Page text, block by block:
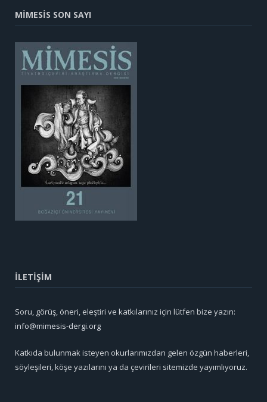
MİMESİS SON SAYI
İLETİŞİM
Soru, görüş, öneri, eleştiri ve katkılarınız için lütfen bize yazın:
info@mimesis-dergi.org
Katkıda bulunmak isteyen okurlarımızdan gelen özgün haberleri,
söyleşileri, köşe yazılarını ya da çevirileri sitemizde yayımlıyoruz.